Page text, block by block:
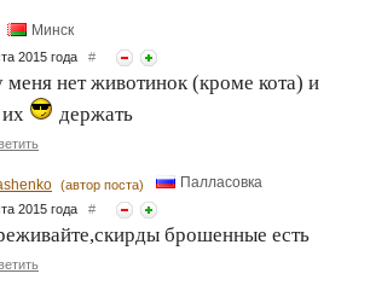
Минск
2015 года #
меня нет животинок (кроме кота) и
их
держать
(автор поста) Палласовка
2015 года #
брошенные есть